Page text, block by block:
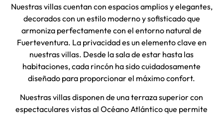
Nuestras villas cuentan con espacios amplios y elegantes,
decorados con un estilo moderno y sofisticado que
armoniza perfectamente con el entorno natural de
Fuerteventura. La privacidad es un elemento clave en
nuestras villas. Desde la sala de estar hasta las
habitaciones, cada rincón ha sido cuidadosamente
diseñado para proporcionar el máximo confort.
Nuestras villas disponen de una terraza superior con
espectaculares vistas al Océano Atlántico que permite